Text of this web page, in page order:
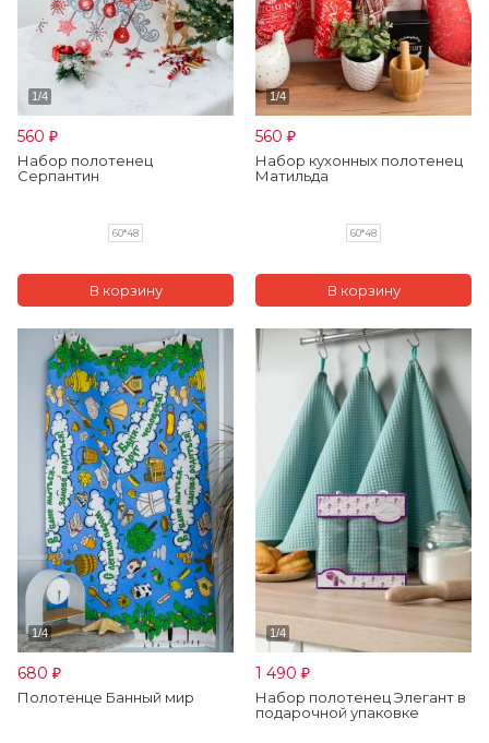
560 ₽
Набор полотенец
Серпантин
60*48
560 ₽
Набор кухонных полотенец
Матильда
60*48
680 ₽
Полотенце Банный мир
1 490 ₽
Набор полотенец Элегант в
подарочной упаковке